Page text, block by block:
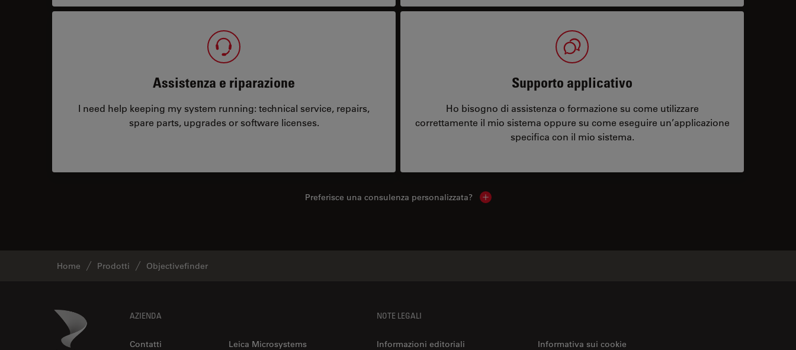
Assistenza e riparazione
I need help keeping my system running: technical service, repairs,
spare parts, upgrades or software licenses.
Supporto applicativo
Ho bisogno di assistenza o formazione su come utilizzare
correttamente il mio sistema oppure su come eseguire un’applicazione
specifica con il mio sistema.
Preferisce una consulenza personalizzata? Show local contacts
Home Prodotti Objectivefinder
Danaher Logo AZIENDA
Contatti
Leica Microsystems
NOTE LEGALI
Informazioni editoriali
Informativa sui cookie